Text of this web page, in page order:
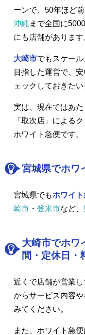
ーンで、50年ほど
沖縄 まで全国に
にも店舗があります
大崎市でもスケー
目指した運営で、
ェックしておきた
実は、現在ではあ
「取次店」による
ホワイト急便です。
宮城県でホワ
宮城県でもホワイ
崎市 ・ 登米市など、
大崎市でホワ
間・定休日・
近くで店舗が営業
からサービス内容
みてください。
また、ホワイト急